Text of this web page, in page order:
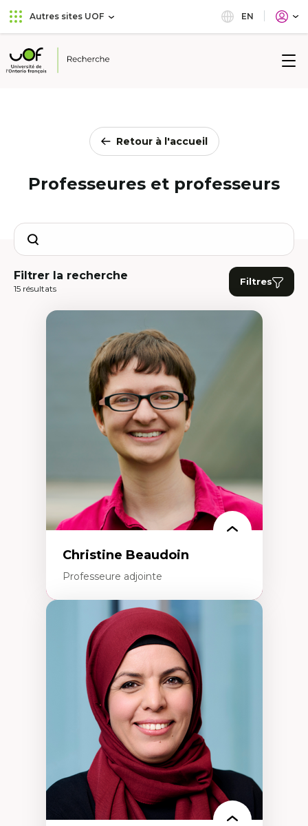
Aller
au
principal
Passer
au
Autres sites UOF EN
Université
Retour à l'accueil
Professeures et professeurs
Search
Filtrer la recherche
15 résultats
Filtres
Christine Beaudoin
Professeure adjointe
Expertises
Méthodes de recherche
Acteurs plus qu'humains
Approches socio-écologiques
Conservation de la biodiversité
Collaboration et méthodes participatives
Études des sciences
Relations humain-environnement
Transdisciplinarité